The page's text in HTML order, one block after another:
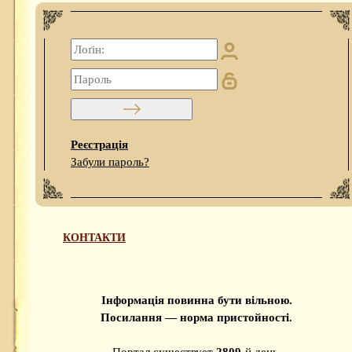
Реєстрація
Забули пароль?
КОНТАКТИ
Інформація повинна бути вільною.
Посилання — норма пристойності.